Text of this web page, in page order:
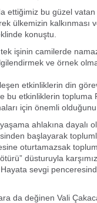
ettiğimiz bu güzel
ülkemizin kalkınması
konuştu.
işinin camilerde namaz
ve örnek
etkinliklerin din
bu etkinliklerin topluma
için önemli olduğunu
ahlakına dayalı
başlayarak
oturtamazsak
ötürü” düsturuyla
Hayata sevgi
da değinen Vali